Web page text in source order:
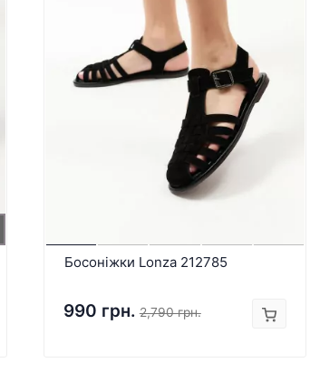
Босоніжки Lonza 212785
990 грн. 2,790 грн.